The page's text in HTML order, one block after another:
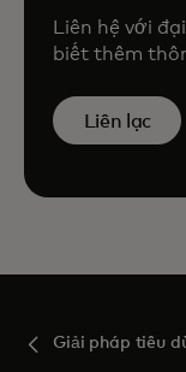
Liên hệ với
biết thêm
Liên lạc
Giải pháp tiêu